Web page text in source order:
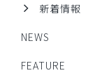
新着情報
NEWS
FEATURE